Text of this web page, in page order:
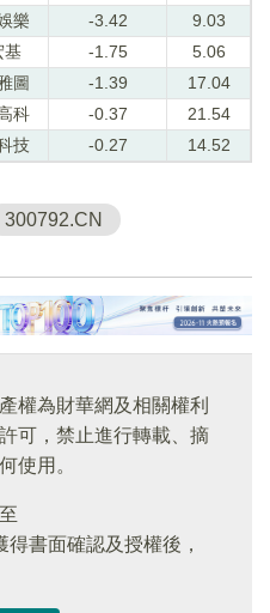
樂 -3.42
9.03
基 -1.75
5.06
圖 -1.39
17.04
科 -0.37
21.54
技 -0.27 14.52
300792.CN
權為財華網及相關權利
可，禁止進行轉載、摘
使用。
得書面確認及授權後，